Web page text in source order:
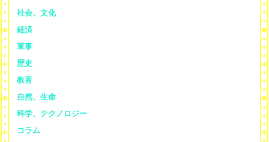
社会、文化
経済
軍事
歴史
教育
自然、生命
科学、テクノロジー
コラム